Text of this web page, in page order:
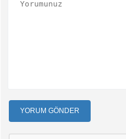
YORUM GÖNDER